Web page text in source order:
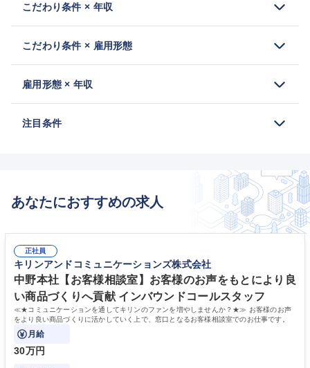
こだわり条件 × 年収
こだわり条件 × 雇用形態
雇用形態 × 年収
注目条件
あなたにおすすめの求人
正社員
キリンアンドコミュニケーションズ株式会社
中野本社【お客様相談室】お客様のお声をもとにより良
い商品づくりへ貢献 インバウンドコールスタッフ
≪★コミュニケーションを通してキリンのファンを増やしませんか？★≫ お客様のお声
をより良い商品づくりに活かしていく上で、窓口となるお客様相談室でのお仕事です。
月給
30万円